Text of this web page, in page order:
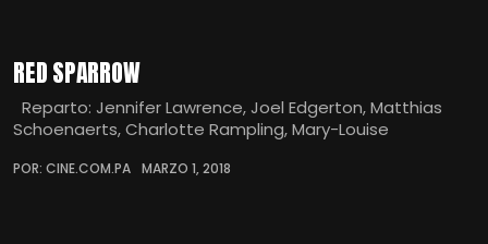
RED SPARROW
Reparto: Jennifer Lawrence, Joel Edgerton, Matthias
Schoenaerts, Charlotte Rampling, Mary-Louise
POR: CINE.COM.PA MARZO 1, 2018